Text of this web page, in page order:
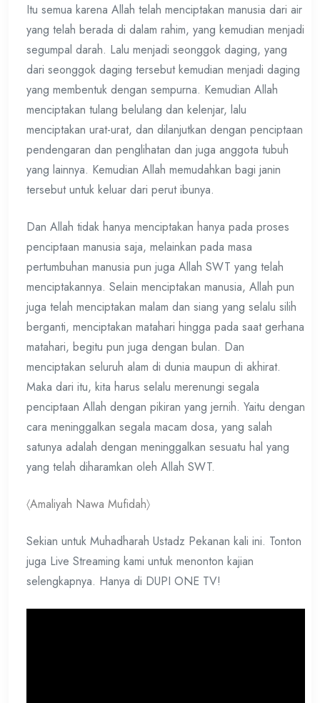
Itu semua karena Allah telah menciptakan manusia dari air
yang telah berada di dalam rahim, yang kemudian menjadi
segumpal darah. Lalu menjadi seonggok daging, yang
dari seonggok daging tersebut kemudian menjadi daging
yang membentuk dengan sempurna. Kemudian Allah
menciptakan tulang belulang dan kelenjar, lalu
menciptakan urat-urat, dan dilanjutkan dengan penciptaan
pendengaran dan penglihatan dan juga anggota tubuh
yang lainnya. Kemudian Allah memudahkan bagi janin
tersebut untuk keluar dari perut ibunya.
Dan Allah tidak hanya menciptakan hanya pada proses
penciptaan manusia saja, melainkan pada masa
pertumbuhan manusia pun juga Allah SWT yang telah
menciptakannya. Selain menciptakan manusia, Allah pun
juga telah menciptakan malam dan siang yang selalu silih
berganti, menciptakan matahari hingga pada saat gerhana
matahari, begitu pun juga dengan bulan. Dan
menciptakan seluruh alam di dunia maupun di akhirat.
Maka dari itu, kita harus selalu merenungi segala
penciptaan Allah dengan pikiran yang jernih. Yaitu dengan
cara meninggalkan segala macam dosa, yang salah
satunya adalah dengan meninggalkan sesuatu hal yang
yang telah diharamkan oleh Allah SWT.
〈Amaliyah Nawa Mufidah〉
Sekian untuk Muhadharah Ustadz Pekanan kali ini. Tonton
juga Live Streaming kami untuk menonton kajian
selengkapnya. Hanya di DUPI ONE TV!